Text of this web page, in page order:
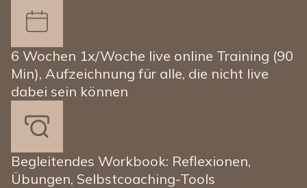
6 Wochen 1x/Woche live online Training (90
Min), Aufzeichnung für alle, die nicht live
dabei sein können
Begleitendes Workbook: Reflexionen,
Übungen, Selbstcoaching-Tools